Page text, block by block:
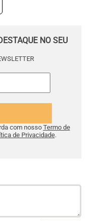
NO SEU
com nosso Termo de
de Privacidade.